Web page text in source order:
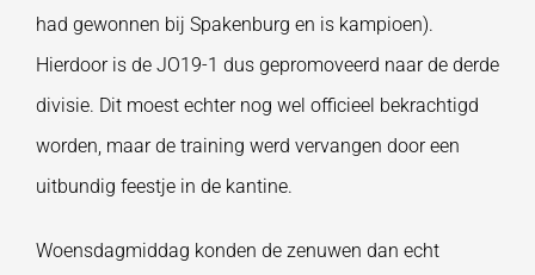
had gewonnen bij Spakenburg en is kampioen).
Hierdoor is de JO19-1 dus gepromoveerd naar de derde
divisie. Dit moest echter nog wel officieel bekrachtigd
worden, maar de training werd vervangen door een
uitbundig feestje in de kantine.
Woensdagmiddag konden de zenuwen dan echt